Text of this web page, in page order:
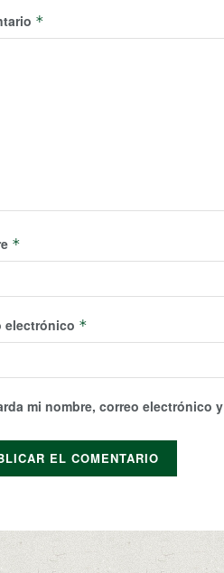
*
*
electrónico *
mi nombre, correo electrónico